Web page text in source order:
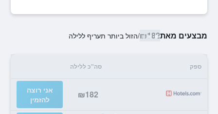
מבצעים מאת₪182
/הזול ביותר תעריף ללילה
ספק סה"כ ללילה
₪182
אני רוצה
להזמין